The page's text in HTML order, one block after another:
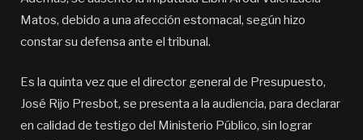
Matos, debido a una afección estomacal, según hizo
constar su defensa ante el tribunal.
Es la quinta vez que el director general de Presupuesto,
José Rijo Presbot, se presenta a la audiencia, para declarar
en calidad de testigo del Ministerio Público, sin lograr